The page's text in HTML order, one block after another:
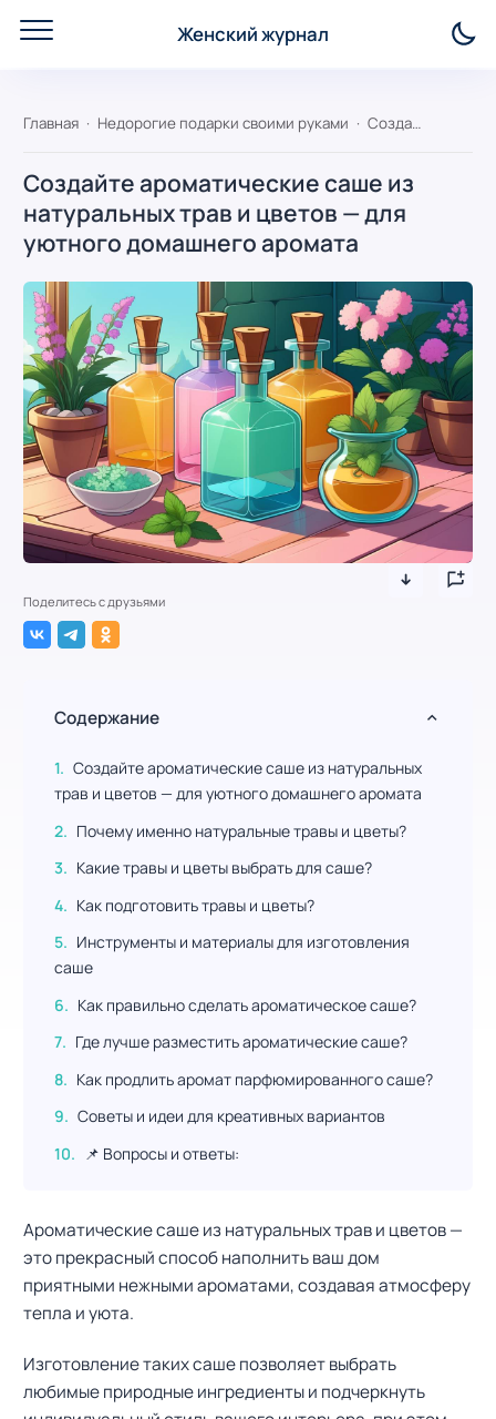
Женский журнал
Главная Недорогие подарки своими руками Создайте ароматические саше из натуральных трав и цветов — для уютного домашнего аромата
Создайте ароматические саше из
натуральных трав и цветов — для
уютного домашнего аромата
Поделитесь с друзьями
Ароматические саше из натуральных трав и цветов —
это прекрасный способ наполнить ваш дом
приятными нежными ароматами, создавая атмосферу
тепла и уюта.
Изготовление таких саше позволяет выбрать
любимые природные ингредиенты и подчеркнуть
Содержание
Создайте ароматические саше из натуральных
трав и цветов — для уютного домашнего аромата
Почему именно натуральные травы и цветы?
Какие травы и цветы выбрать для саше?
Как подготовить травы и цветы?
Инструменты и материалы для изготовления
саше
Как правильно сделать ароматическое саше?
Где лучше разместить ароматические саше?
Как продлить аромат парфюмированного саше?
Советы и идеи для креативных вариантов
📌 Вопросы и ответы: